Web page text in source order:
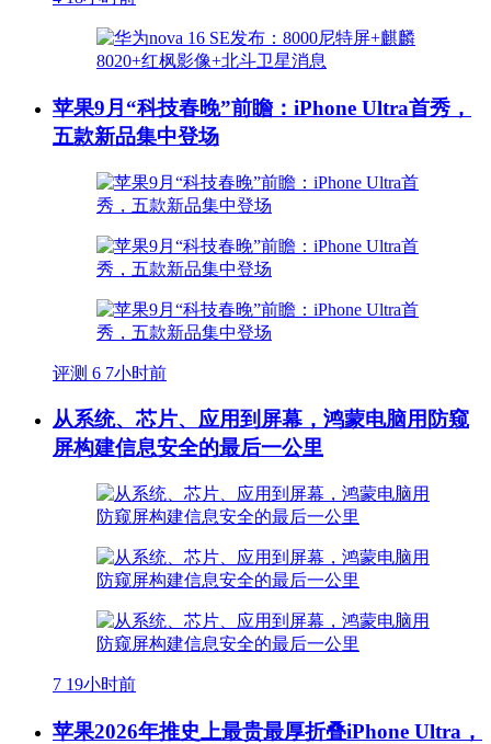
苹果9月“科技春晚”前瞻：iPhone Ultra首秀，
五款新品集中登场
评测 6 7小时前
从系统、芯片、应用到屏幕，鸿蒙电脑用防窥
屏构建信息安全的最后一公里
7 19小时前
苹果2026年推史上最贵最厚折叠iPhone Ultra，